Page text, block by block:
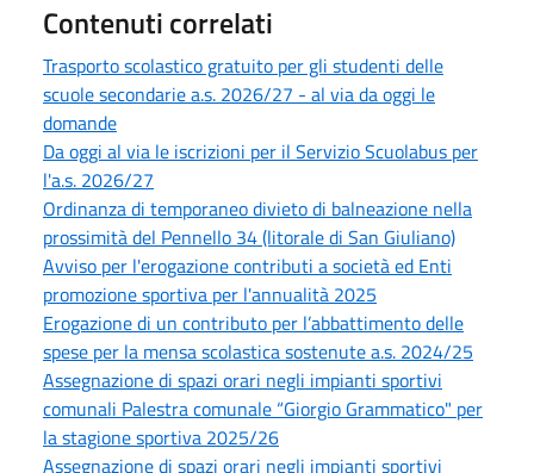
Contenuti correlati
Trasporto scolastico gratuito per gli studenti delle
scuole secondarie a.s. 2026/27 - al via da oggi le
domande
Da oggi al via le iscrizioni per il Servizio Scuolabus per
l'a.s. 2026/27
Ordinanza di temporaneo divieto di balneazione nella
prossimità del Pennello 34 (litorale di San Giuliano)
Avviso per l'erogazione contributi a società ed Enti
promozione sportiva per l'annualità 2025
Erogazione di un contributo per l’abbattimento delle
spese per la mensa scolastica sostenute a.s. 2024/25
Assegnazione di spazi orari negli impianti sportivi
comunali Palestra comunale “Giorgio Grammatico" per
la stagione sportiva 2025/26
Assegnazione di spazi orari negli impianti sportivi